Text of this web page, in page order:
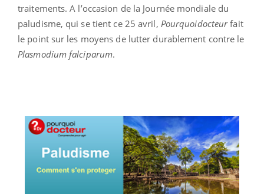
traitements. A l’occasion de la Journée mondiale du
paludisme, qui se tient ce 25 avril, Pourquoidocteurfait
le point sur les moyens de lutter durablement contre le
Plasmodium falciparum.